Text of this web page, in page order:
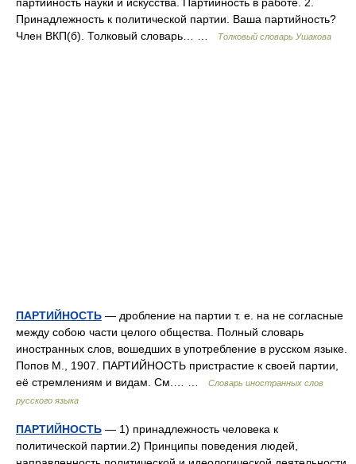
Принадлежность к политической партии. Ваша партийность?
Член ВКП(б). Толковый словарь… …
Толковый словарь Ушакова
ПАРТИЙНОСТЬ — дробление на партии т. е. на не согласные
между собою части целого общества. Полный словарь
иностранных слов, вошедших в употребление в русском языке.
Попов М., 1907. ПАРТИЙНОСТЬ пристрастие к своей партии,
её стремлениям и видам. См.… …
Словарь иностранных слов
русского языка
ПАРТИЙНОСТЬ — 1) принадлежность человека к
политической партии.2) Принципы поведения людей,